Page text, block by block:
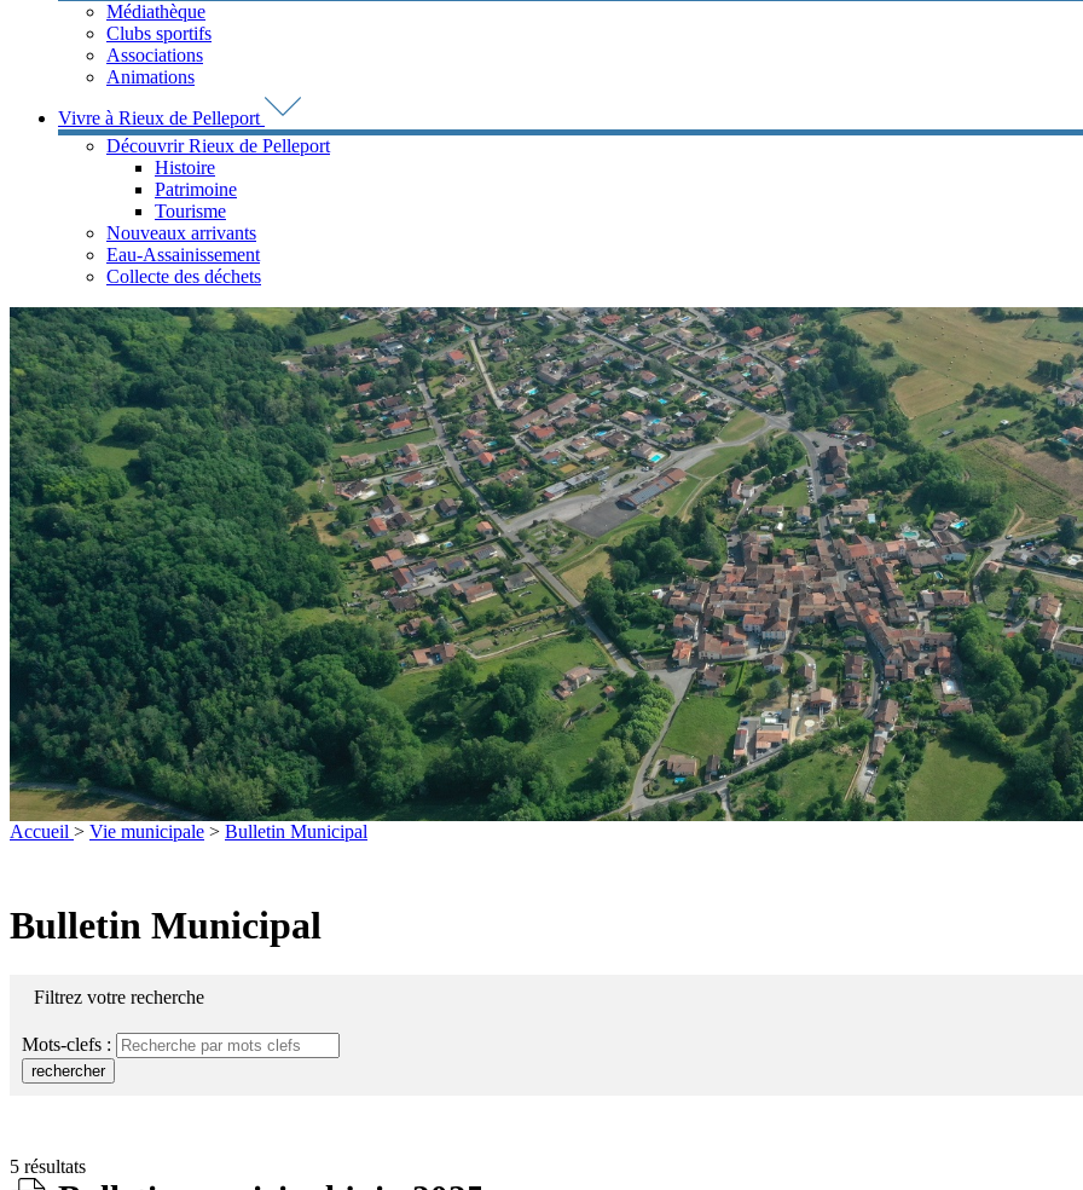
Médiathèque
Clubs sportifs
Associations
Animations
Vivre à Rieux de Pelleport
Découvrir Rieux de Pelleport
Histoire
Patrimoine
Tourisme
Nouveaux arrivants
Eau-Assainissement
Collecte des déchets
Accueil > Vie municipale > Bulletin Municipal
Bulletin Municipal
Filtrez votre recherche
Mots-clefs :
rechercher
5 résultats